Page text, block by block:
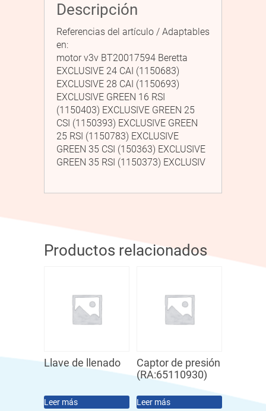
Descripción
Referencias del artículo / Adaptables
en:
motor v3v BT20017594 Beretta
EXCLUSIVE 24 CAI (1150683)
EXCLUSIVE 28 CAI (1150693)
EXCLUSIVE GREEN 16 RSI
(1150403) EXCLUSIVE GREEN 25
CSI (1150393) EXCLUSIVE GREEN
25 RSI (1150783) EXCLUSIVE
GREEN 35 CSI (150363) EXCLUSIVE
GREEN 35 RSI (1150373) EXCLUSIV
Productos relacionados
Llave de llenado
Leer más
Captor de presión
(RA:65110930)
Leer más